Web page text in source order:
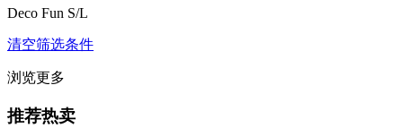
Deco Fun S/L
清空筛选条件
浏览更多
推荐热卖